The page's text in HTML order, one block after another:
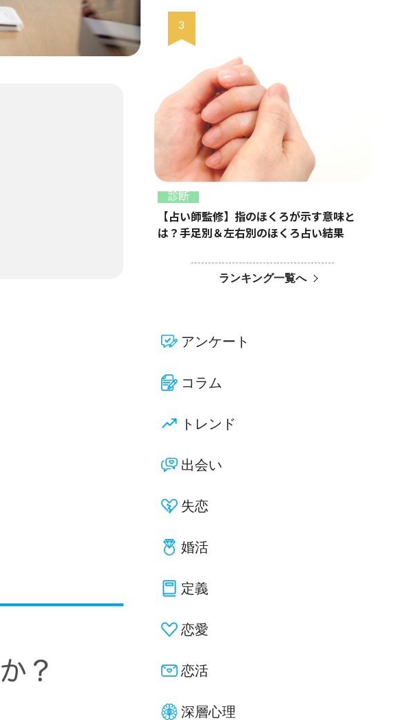
診断
【占い師監修】指のほくろが示す意味と
は？手足別＆左右別のほくろ占い結果
ランキング一覧へ
アンケート
コラム
トレンド
出会い
失恋
婚活
定義
恋愛
恋活
深層心理